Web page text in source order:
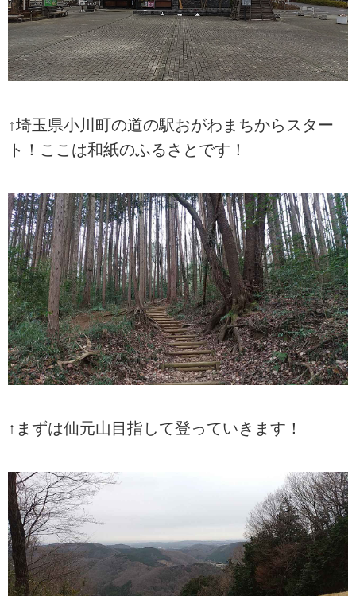
↑埼玉県小川町の道の駅おがわまちからスター
ト！ここは和紙のふるさとです！
↑まずは仙元山目指して登っていきます！